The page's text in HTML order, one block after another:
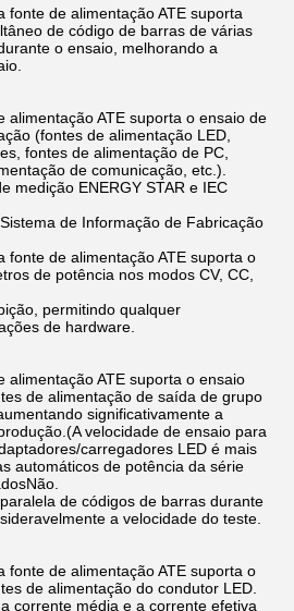
fonte de alimentação ATE suporta
de código de barras de várias
o ensaio, melhorando a
alimentação ATE suporta o ensaio de
(fontes de alimentação LED,
fontes de alimentação de PC,
de comunicação, etc.).
medição ENERGY STAR e IEC
de Informação de Fabricação
fonte de alimentação ATE suporta o
de potência nos modos CV, CC,
permitindo qualquer
de hardware.
alimentação ATE suporta o ensaio
de alimentação de saída de grupo
significativamente a
velocidade de ensaio para
carregadores LED é mais
automáticos de potência da série
de códigos de barras durante
a velocidade do teste.
fonte de alimentação ATE suporta o
de alimentação do condutor LED.
corrente média e a corrente efetiva